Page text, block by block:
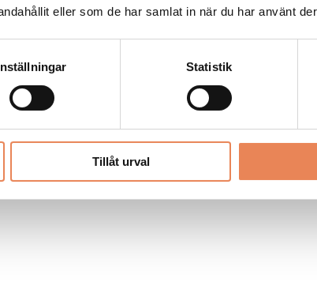
eller som de har samlat in när du har använt
Statistik
Tillåt urval
ANNONSERA